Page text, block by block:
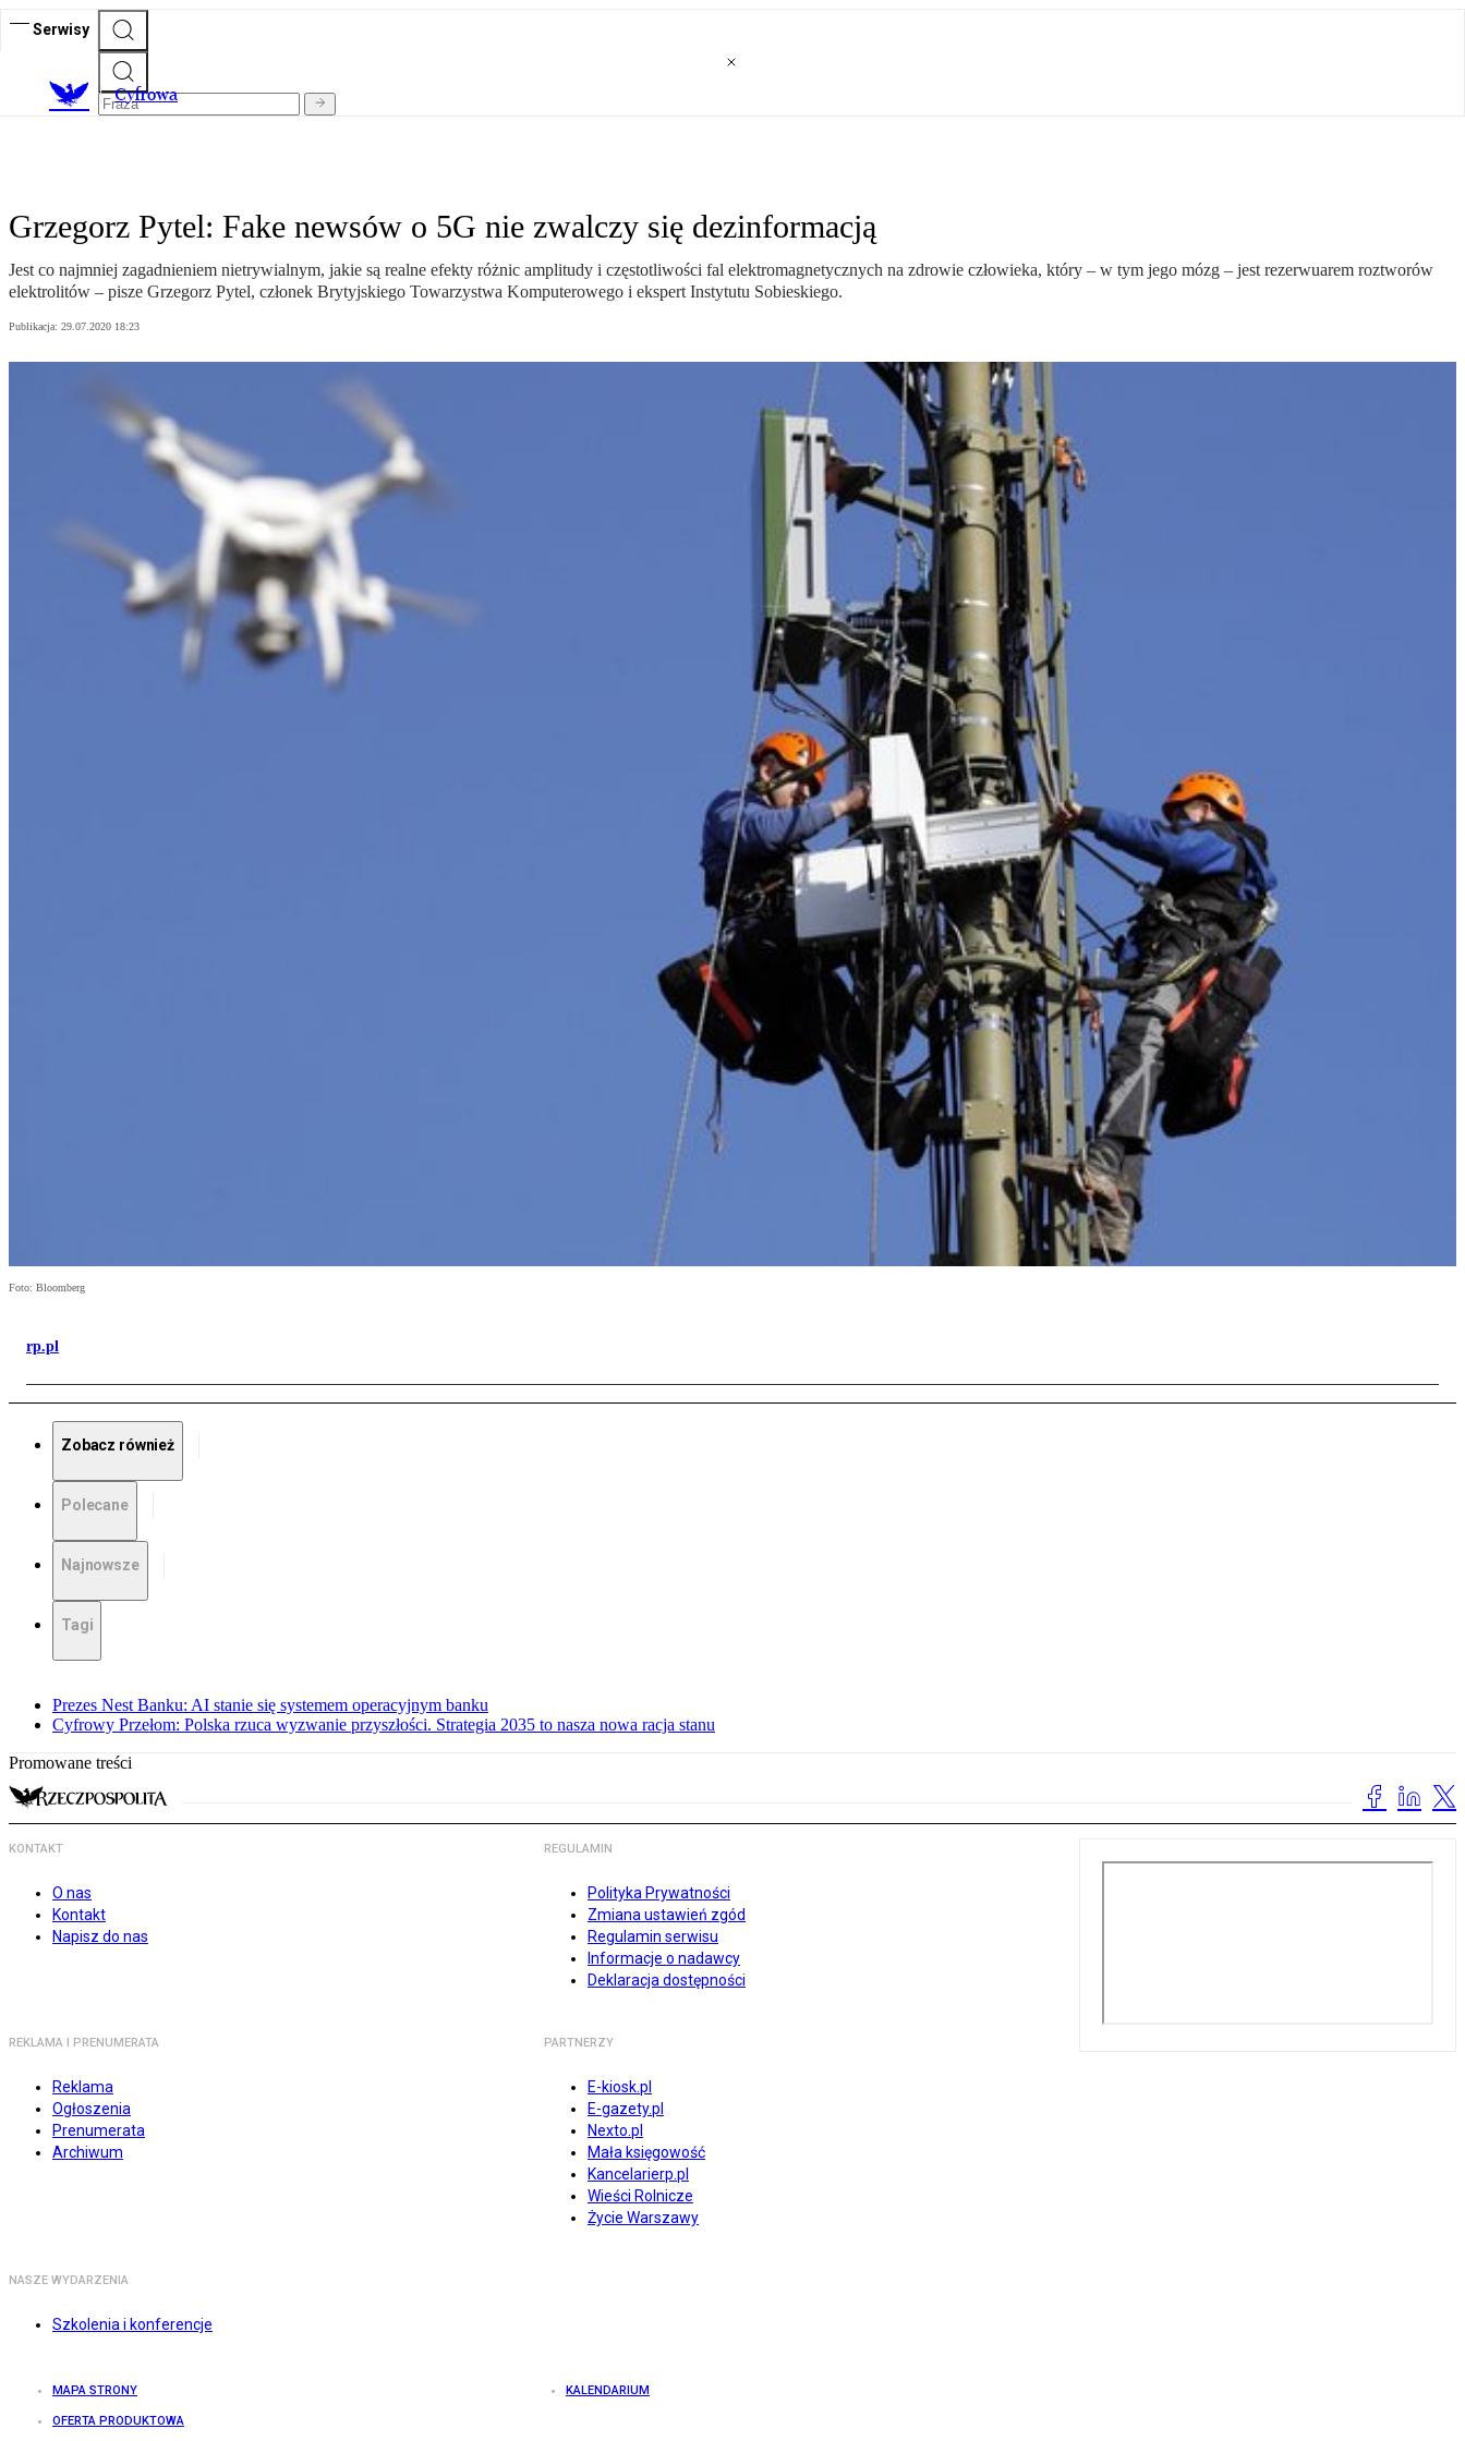
Serwisy
Cyfrowa
Grzegorz Pytel: Fake newsów o 5G nie zwalczy się dezinformacją
Jest co najmniej zagadnieniem nietrywialnym, jakie są realne efekty różnic amplitudy i częstotliwości fal elektromagnetycznych na zdrowie człowieka, który – w tym jego mózg – jest rezerwuarem roztworów
elektrolitów – pisze Grzegorz Pytel, członek Brytyjskiego Towarzystwa Komputerowego i ekspert Instytutu Sobieskiego.
Publikacja: 29.07.2020 18:23
Foto: Bloomberg
rp.pl
Zobacz również
Polecane
Najnowsze
Tagi
Prezes Nest Banku: AI stanie się systemem operacyjnym banku
Cyfrowy Przełom: Polska rzuca wyzwanie przyszłości. Strategia 2035 to nasza nowa racja stanu
Promowane treści
KONTAKT
O nas
Kontakt
Napisz do nas
REGULAMIN
Polityka Prywatności
Zmiana ustawień zgód
Regulamin serwisu
Informacje o nadawcy
Deklaracja dostępności
REKLAMA I PRENUMERATA
Reklama
Ogłoszenia
Prenumerata
Archiwum
PARTNERZY
E-kiosk.pl
E-gazety.pl
Nexto.pl
Mała księgowość
Kancelarierp.pl
Wieści Rolnicze
Życie Warszawy
NASZE WYDARZENIA
Szkolenia i konferencje
MAPA STRONY KALENDARIUM
OFERTA PRODUKTOWA